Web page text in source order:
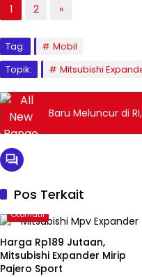
1 2 »
Tag:
Mobil
Topik:
Mitsubishi
Baru Meluncur di
Pos Terkait
Otomatif
Harga Rp189 Jutaan,
Mitsubishi Expander Mirip
Pajero Sport